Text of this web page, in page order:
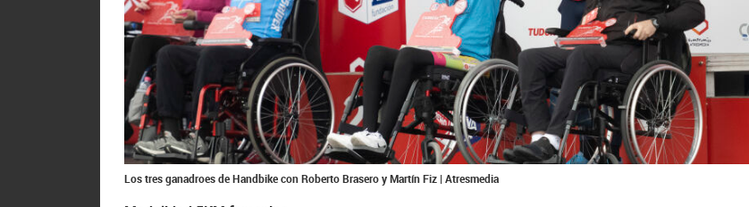
Los tres ganadroes de Handbike con Roberto Brasero y Martín Fiz | Atresmedia